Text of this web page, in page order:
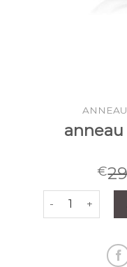
€
quantité de